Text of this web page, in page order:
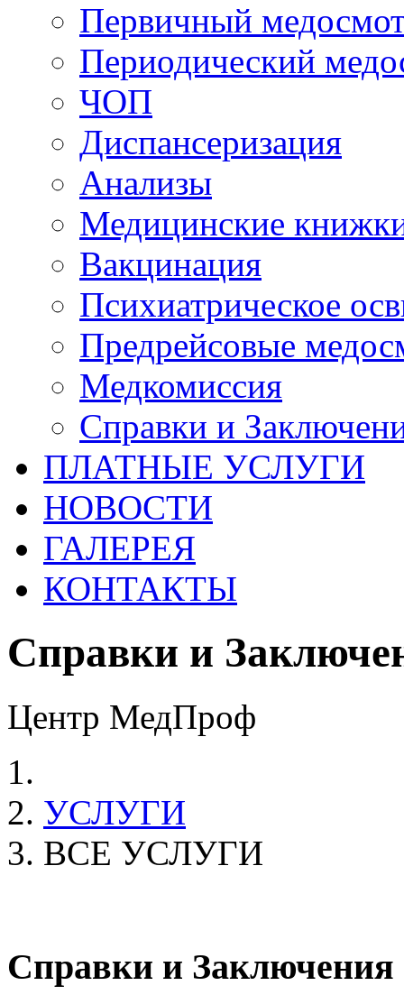
Первичный
Периодический
ЧОП
Диспансеризация
Анализы
Медицинские
Вакцинация
Психиатрическое
Предрейсовые
Медкомиссия
Справки и
ПЛАТНЫЕ УСЛУГИ
НОВОСТИ
ГАЛЕРЕЯ
КОНТАКТЫ
Справки и
Центр МедПроф
УСЛУГИ
ВСЕ УСЛУГИ
Справки и Заключения